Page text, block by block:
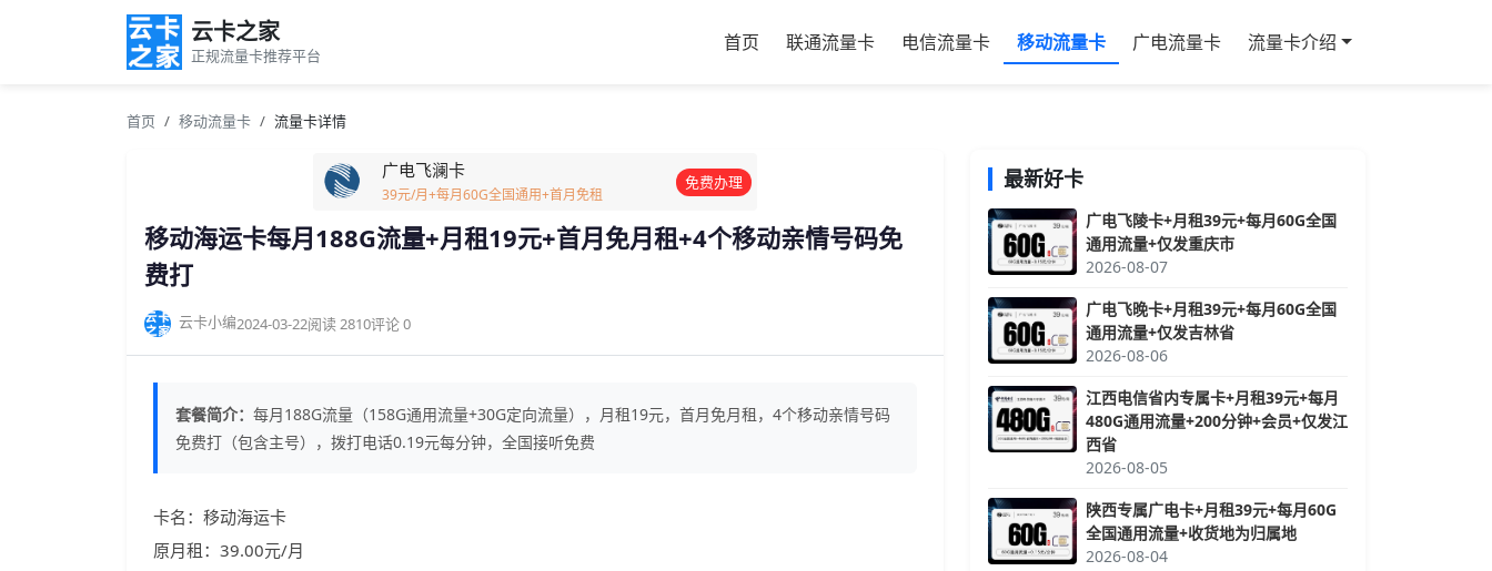
云卡之家
正规流量卡推荐平台
首页 联通流量卡 电信流量卡 移动流量卡 广电流量卡 流量卡介绍
首页 移动流量卡 流量卡详情
广电飞澜卡
39元/月+每月60G全国通用+首月免租
免费办理
移动海运卡每月188G流量+月租19元+首月免月租+4个移动亲情号码免
费打
云卡小编2024-03-22阅读 2810评论 0
套餐简介： 每月188G流量（158G通用流量+30G定向流量），月租19元，首月免月租，4个移动亲情号码
免费打（包含主号），拨打电话0.19元每分钟，全国接听免费
卡名：移动海运卡
原月租：39.00元/月
最新好卡
广电飞陵卡+月租39元+每月60G全国
通用流量+仅发重庆市
2026-08-07
广电飞晚卡+月租39元+每月60G全国
通用流量+仅发吉林省
2026-08-06
江西电信省内专属卡+月租39元+每月
480G通用流量+200分钟+会员+仅发江
西省
2026-08-05
陕西专属广电卡+月租39元+每月60G
全国通用流量+收货地为归属地
2026-08-04